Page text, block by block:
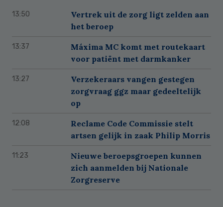
13:50
Vertrek uit de zorg ligt zelden aan
het beroep
13:37
Máxima MC komt met routekaart
voor patiënt met darmkanker
13:27
Verzekeraars vangen gestegen
zorgvraag ggz maar gedeeltelijk
op
12:08
Reclame Code Commissie stelt
artsen gelijk in zaak Philip Morris
11:23
Nieuwe beroepsgroepen kunnen
zich aanmelden bij Nationale
Zorgreserve